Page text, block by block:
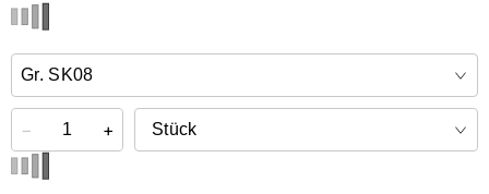
Online kaufen &
− +